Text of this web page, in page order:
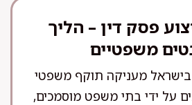
פסק דין – הליך
משפטיים
מעניקה תוקף משפטי
על ידי בתי משפט מוסמכים,